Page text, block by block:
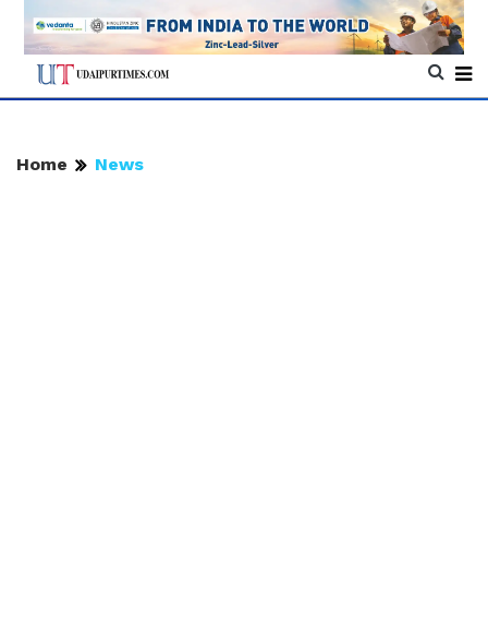
Home News